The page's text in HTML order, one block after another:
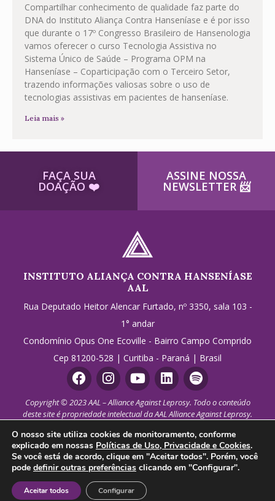
Compartilhar conhecimento de qualidade faz parte do
DNA do Instituto Aliança Contra Hanseníase e é por isso
que durante o 17º Congresso Brasileiro de Hansenologia
vamos oferecer o curso Tecnologia Assistiva no
Sistema Único de Saúde – Programa OPM na
Hanseníase – Coparticipação com o Terceiro Setor,
trazendo informações valiosas sobre o uso de
tecnologias assistivas em pacientes de hanseníase.
Leia mais »
FAÇA SUA
DOAÇÃO ​❤️
ASSINE NOSSA
NEWSLETTER ​📨
INSTITUTO ALIANÇA CONTRA HANSENÍASE
AAL
Rua Deputado Heitor Alencar Furtado, nº 3350, sala 103 -
1° andar
Condomínio Opus One Ecoville - Bairro Campo Comprido
Cep 81200-528 | Curitiba - Paraná | Brasil
Copyright © 2023 AAL – Alliance Against Leprosy. Todo o conteúdo
deste site é propriedade intelectual da AAL Alliance Against Leprosy.
incluindo reprodução, modificação, distribuição ou replicação, sem
permissão expressa por escrito é estritamente proibido. Solicitar
autorização prévia por meio do e-mail aal@aal.org.br.
Política de Privacidade
O nosso site utiliza cookies de monitoramento, conforme
explicado em nossas Políticas de Uso, Privacidade e Cookies.
Se você está de acordo, clique em "Aceitar todos". Porém, você
pode definir outras preferências clicando em "Configurar".
Aceitar todos Configurar